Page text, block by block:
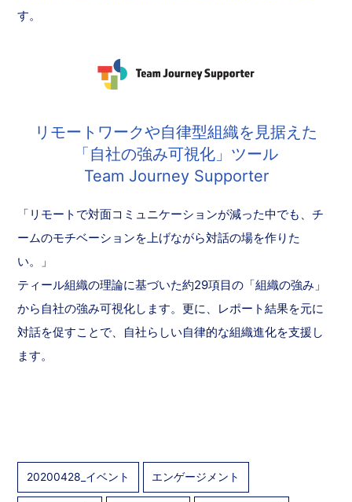
す。
リモートワークや自律型組織を見据えた
「自社の強み可視化」ツール
Team Journey Supporter
「リモートで対面コミュニケーションが減った中でも、チ
ームのモチベーションを上げながら対話の場を作りた
い。」
ティール組織の理論に基づいた約29項目の「組織の強み」
から自社の強み可視化します。更に、レポート結果を元に
対話を促すことで、自社らしい自律的な組織進化を支援し
ます。
20200428_イベント エンゲージメント